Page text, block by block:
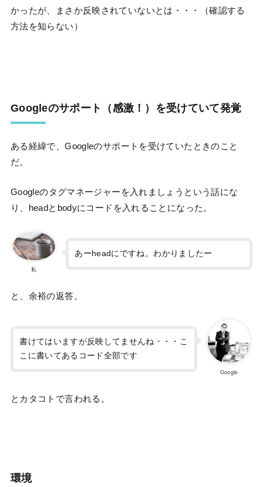
かったが、まさか反映されていないとは・・・（確認する
方法を知らない）
Googleのサポート（感激！）を受けていて発覚
ある経緯で、Googleのサポートを受けていたときのこと
だ。
Googleのタグマネージャーを入れましょうという話にな
り、headとbodyにコードを入れることになった。
私
あーheadにですね。わかりましたー
と、余裕の返答。
Google
書けてはいますが反映してませんね・・・こ
こに書いてあるコード全部です
とカタコトで言われる。
環境